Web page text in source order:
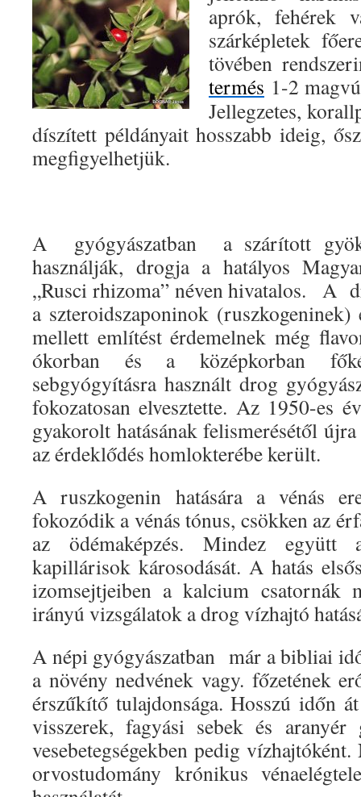
aprók, fehérek
szárképletek
tövében
termés 1-2
Jellegzetes,
díszített példányait hosszabb ideig,
megfigyelhetjük.
A gyógyászatban a szárított
használják, drogja a hatályos
„Rusci rhizoma” néven hivatalos. A
a szteroidszaponinok
mellett említést érdemelnek még
ókorban és a középkorban
sebgyógyításra használt drog
fokozatosan elvesztette. Az 1950-es
gyakorolt hatásának felismerésétől
az érdeklődés homlokterébe került.
A ruszkogenin hatására a vénás
fokozódik a vénás tónus, csökken az
az ödémaképzés. Mindez együtt
kapillárisok károsodását. A hatás
izomsejtjeiben a kalcium csatornák
irányú vizsgálatok a drog vízhajtó
A népi gyógyászatban már a bibliai
a növény nedvének vagy. főzetének
érszűkítő tulajdonsága. Hosszú időn
visszerek, fagyási sebek és aranyér
vesebetegségekben pedig
orvostudomány krónikus